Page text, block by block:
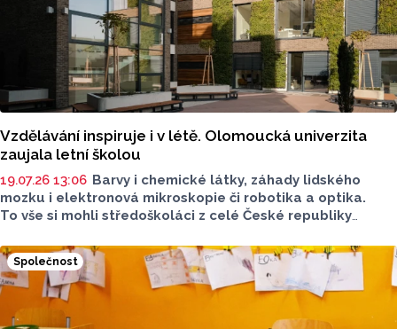
Vzdělávání inspiruje i v létě. Olomoucká univerzita
zaujala letní školou
19.07.26 13:06 Barvy i chemické látky, záhady lidského
mozku i elektronová mikroskopie či robotika a optika.
To vše si mohli středoškoláci z celé České republiky
pořádala Přírodovědecká fakulta UP hned první
červencový týden, představila během ní laboratoře i další
odborná pracoviště.
Společnost